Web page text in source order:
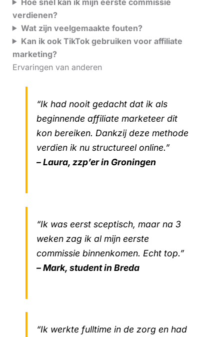
verdienen?
Wat zijn veelgemaakte fouten?
Kan ik ook TikTok gebruiken voor affiliate
marketing?
Ervaringen van anderen
“Ik had nooit gedacht dat ik als
beginnende affiliate marketeer dit
kon bereiken. Dankzij deze methode
verdien ik nu structureel online.”
– Laura, zzp’er in Groningen
“Ik was eerst sceptisch, maar na 3
weken zag ik al mijn eerste
commissie binnenkomen. Echt top.”
– Mark, student in Breda
“Ik werkte fulltime in de zorg en had